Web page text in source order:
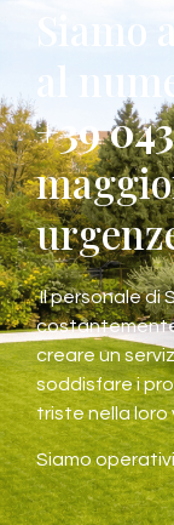
Siamo
al
+39
Il personale di
creare un
soddisfare i
triste nella loro
Siamo